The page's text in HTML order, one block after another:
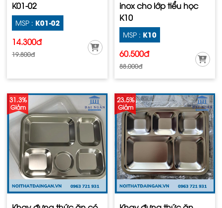
K01-02
MSP : K01-02
14.300đ
19.800đ
inox cho lớp tiểu học
K10
MSP : K10
60.500đ
88.000đ
31.3%
Giảm
23.5%
Giảm